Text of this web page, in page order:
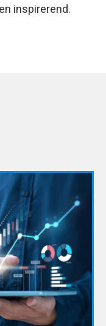
inspirerend.